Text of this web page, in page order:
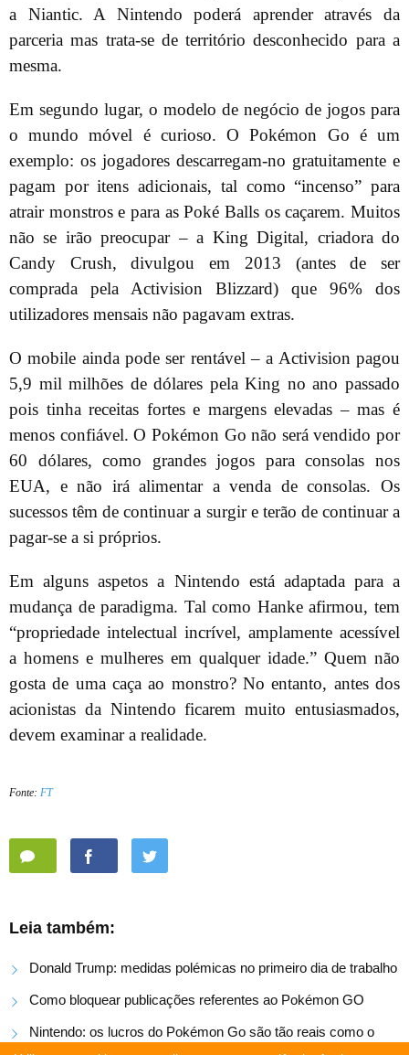
a Niantic. A Nintendo poderá aprender através da
parceria mas trata-se de território desconhecido para a
mesma.
Em segundo lugar, o modelo de negócio de jogos para
o mundo móvel é curioso. O Pokémon Go é um
exemplo: os jogadores descarregam-no gratuitamente e
pagam por itens adicionais, tal como “incenso” para
atrair monstros e para as Poké Balls os caçarem. Muitos
não se irão preocupar – a King Digital, criadora do
Candy Crush, divulgou em 2013 (antes de ser
comprada pela Activision Blizzard) que 96% dos
utilizadores mensais não pagavam extras.
O mobile ainda pode ser rentável – a Activision pagou
5,9 mil milhões de dólares pela King no ano passado
pois tinha receitas fortes e margens elevadas – mas é
menos confiável. O Pokémon Go não será vendido por
60 dólares, como grandes jogos para consolas nos
EUA, e não irá alimentar a venda de consolas. Os
sucessos têm de continuar a surgir e terão de continuar a
pagar-se a si próprios.
Em alguns aspetos a Nintendo está adaptada para a
mudança de paradigma. Tal como Hanke afirmou, tem
“propriedade intelectual incrível, amplamente acessível
a homens e mulheres em qualquer idade.” Quem não
gosta de uma caça ao monstro? No entanto, antes dos
acionistas da Nintendo ficarem muito entusiasmados,
devem examinar a realidade.
Fonte: FT
Leia também:
Donald Trump: medidas polémicas no primeiro dia de trabalho
Como bloquear publicações referentes ao Pokémon GO
Nintendo: os lucros do Pokémon Go são tão reais como o
Pikachu